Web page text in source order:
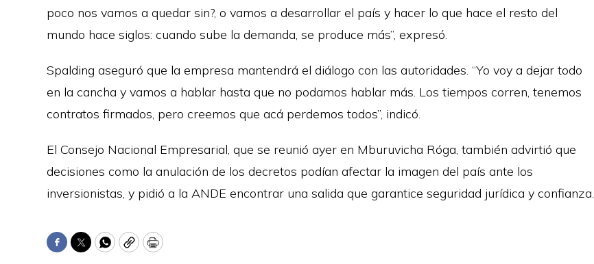
poco nos vamos a quedar sin?, o vamos a desarrollar el país y hacer lo que hace el resto del
mundo hace siglos: cuando sube la demanda, se produce más”, expresó.
Spalding aseguró que la empresa mantendrá el diálogo con las autoridades. “Yo voy a dejar todo
en la cancha y vamos a hablar hasta que no podamos hablar más. Los tiempos corren, tenemos
contratos firmados, pero creemos que acá perdemos todos”, indicó.
El Consejo Nacional Empresarial, que se reunió ayer en Mburuvicha Róga, también advirtió que
decisiones como la anulación de los decretos podían afectar la imagen del país ante los
inversionistas, y pidió a la ANDE encontrar una salida que garantice seguridad jurídica y confianza.
Facebook
TwitterWhatsApp
CopyPrint